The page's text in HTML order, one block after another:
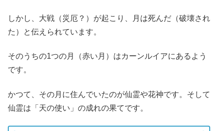
しかし、大戦（災厄？）が起こり、月は死んだ（破壊され
た）と伝えられています。
そのうちの1つの月（赤い月）はカーンルイアにあるよう
です。
かつて、その月に住んでいたのが仙霊や花神です。そして
仙霊は「天の使い」の成れの果てです。